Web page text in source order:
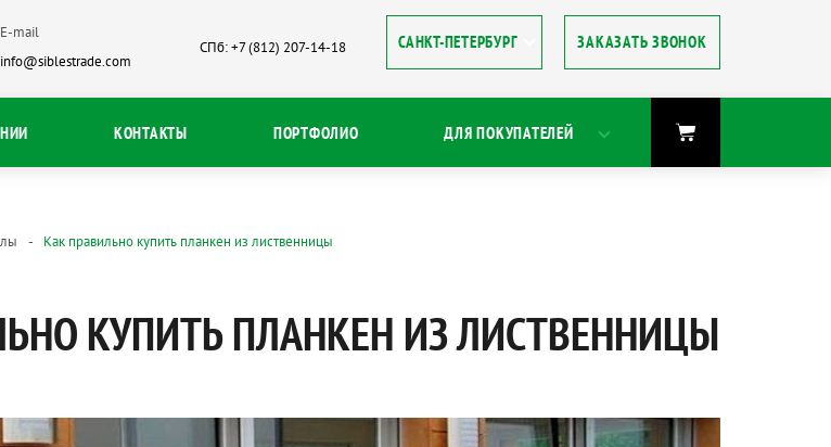
ЗАКАЗАТЬ ЗВОНОК
КОНТАКТЫ ПОРТФОЛИО ДЛЯ ПОКУПАТЕЛЕЙ
E-mail
info@siblestrade.com
СПб: +7 (812) 207-14-18
Как правильно купить планкен из лиственницы
КУПИТЬ ПЛАНКЕН ИЗ ЛИСТВЕННИЦЫ